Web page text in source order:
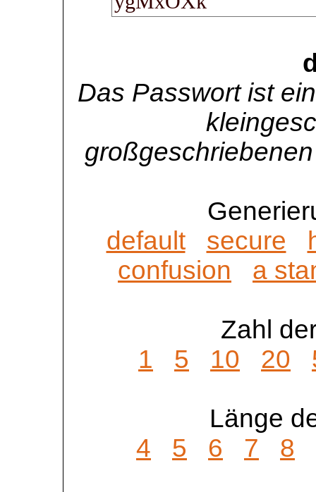
Das Passwort ist
default
secure
confusion
a
Zahl
1
5 10 20
Länge
4
5 6 7 8